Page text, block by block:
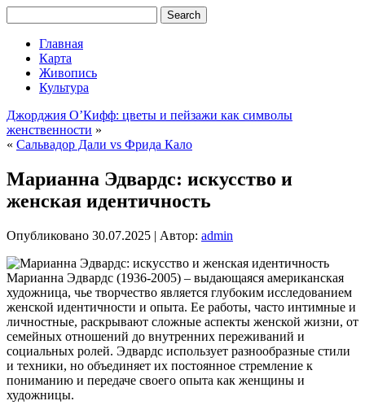
Главная
Карта
Живопись
Культура
Джорджия О’Кифф: цветы и пейзажи как символы
женственности »
« Сальвадор Дали vs Фрида Кало
Марианна Эдвардс: искусство и
женская идентичность
Опубликовано 30.07.2025 | Автор: admin
Марианна Эдвардс (1936-2005) – выдающаяся американская
художница, чье творчество является глубоким исследованием
женской идентичности и опыта. Ее работы, часто интимные и
личностные, раскрывают сложные аспекты женской жизни, от
семейных отношений до внутренних переживаний и
социальных ролей. Эдвардс использует разнообразные стили
и техники, но объединяет их постоянное стремление к
пониманию и передаче своего опыта как женщины и
художницы.